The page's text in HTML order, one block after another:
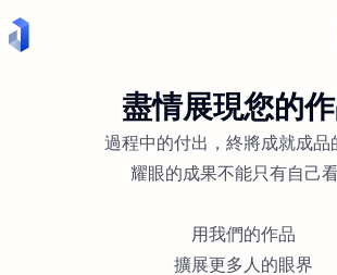
盡情展現您的
過程中的付出，終將成就成品
耀眼的成果不能只有自己
用我們的作品
擴展更多人的眼界